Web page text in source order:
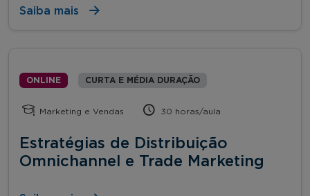
Saiba mais
ONLINE CURTA E MÉDIA DURAÇÃO
Marketing e Vendas 30 horas/aula
Estratégias de Distribuição
Omnichannel e Trade Marketing